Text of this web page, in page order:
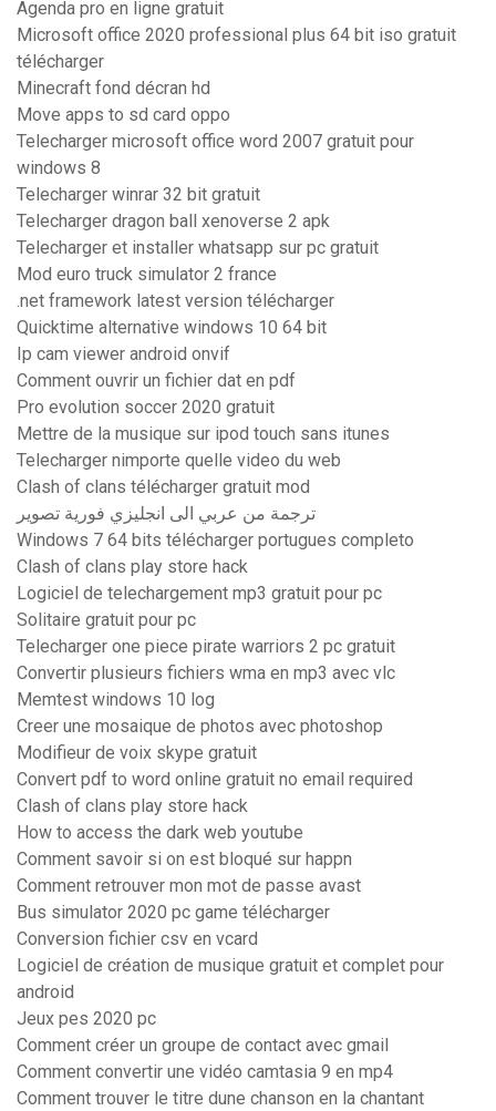
Agenda pro en ligne gratuit
Microsoft office 2020 professional plus 64 bit iso gratuit
télécharger
Minecraft fond décran hd
Move apps to sd card oppo
Telecharger microsoft office word 2007 gratuit pour
windows 8
Telecharger winrar 32 bit gratuit
Telecharger dragon ball xenoverse 2 apk
Telecharger et installer whatsapp sur pc gratuit
Mod euro truck simulator 2 france
.net framework latest version télécharger
Quicktime alternative windows 10 64 bit
Ip cam viewer android onvif
Comment ouvrir un fichier dat en pdf
Pro evolution soccer 2020 gratuit
Mettre de la musique sur ipod touch sans itunes
Telecharger nimporte quelle video du web
Clash of clans télécharger gratuit mod
ترجمة من عربي الى انجليزي فورية تصوير
Windows 7 64 bits télécharger portugues completo
Clash of clans play store hack
Logiciel de telechargement mp3 gratuit pour pc
Solitaire gratuit pour pc
Telecharger one piece pirate warriors 2 pc gratuit
Convertir plusieurs fichiers wma en mp3 avec vlc
Memtest windows 10 log
Creer une mosaique de photos avec photoshop
Modifieur de voix skype gratuit
Convert pdf to word online gratuit no email required
Clash of clans play store hack
How to access the dark web youtube
Comment savoir si on est bloqué sur happn
Comment retrouver mon mot de passe avast
Bus simulator 2020 pc game télécharger
Conversion fichier csv en vcard
Logiciel de création de musique gratuit et complet pour
android
Jeux pes 2020 pc
Comment créer un groupe de contact avec gmail
Comment convertir une vidéo camtasia 9 en mp4
Comment trouver le titre dune chanson en la chantant